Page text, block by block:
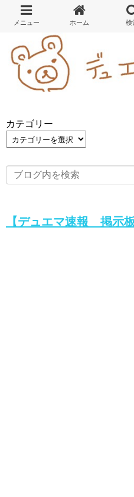
カテゴリー
【デュエマ速報 掲示板